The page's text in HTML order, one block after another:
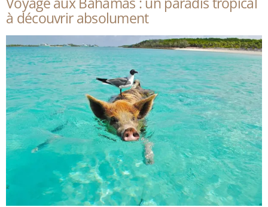
Nicaragua
à découvrir absolument